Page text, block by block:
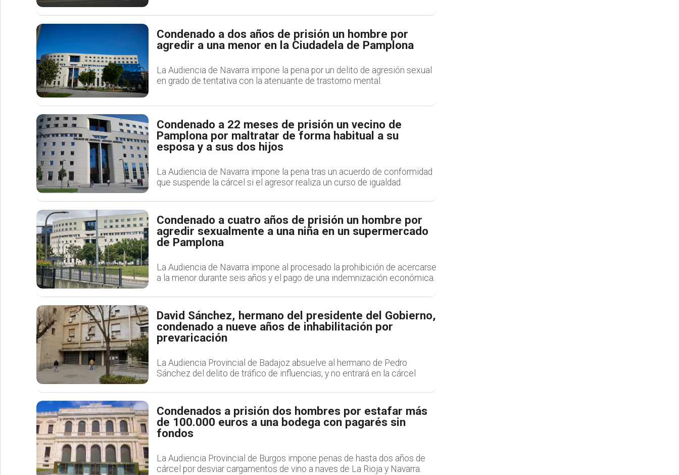
Condenado a dos años de prisión un hombre por
agredir a una menor en la Ciudadela de Pamplona
La Audiencia de Navarra impone la pena por un delito de agresión sexual
en grado de tentativa con la atenuante de trastorno mental.
Condenado a 22 meses de prisión un vecino de
Pamplona por maltratar de forma habitual a su
esposa y a sus dos hijos
La Audiencia de Navarra impone la pena tras un acuerdo de conformidad
que suspende la cárcel si el agresor realiza un curso de igualdad.
Condenado a cuatro años de prisión un hombre por
agredir sexualmente a una niña en un supermercado
de Pamplona
La Audiencia de Navarra impone al procesado la prohibición de acercarse
a la menor durante seis años y el pago de una indemnización económica.
David Sánchez, hermano del presidente del Gobierno,
condenado a nueve años de inhabilitación por
prevaricación
La Audiencia Provincial de Badajoz absuelve al hermano de Pedro
Sánchez del delito de tráfico de influencias, y no entrará en la cárcel
Condenados a prisión dos hombres por estafar más
de 100.000 euros a una bodega con pagarés sin
fondos
La Audiencia Provincial de Burgos impone penas de hasta dos años de
cárcel por desviar cargamentos de vino a naves de La Rioja y Navarra.